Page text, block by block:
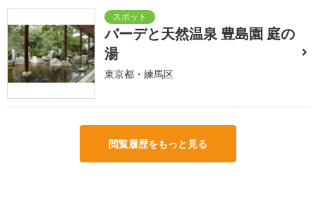
バーデと天然温泉 豊島園 庭の
湯
東京都・練馬区
閲覧履歴をもっと見る